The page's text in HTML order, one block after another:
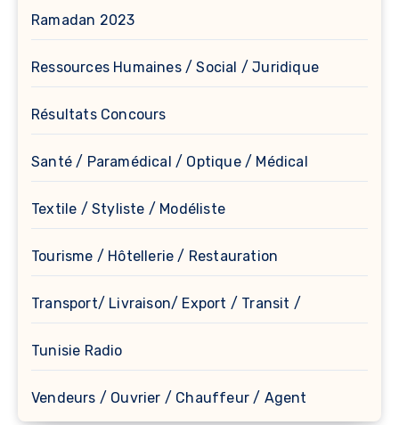
Ramadan 2023
Ressources Humaines / Social / Juridique
Résultats Concours
Santé / Paramédical / Optique / Médical
Textile / Styliste / Modéliste
Tourisme / Hôtellerie / Restauration
Transport/ Livraison/ Export / Transit /
Tunisie Radio
Vendeurs / Ouvrier / Chauffeur / Agent